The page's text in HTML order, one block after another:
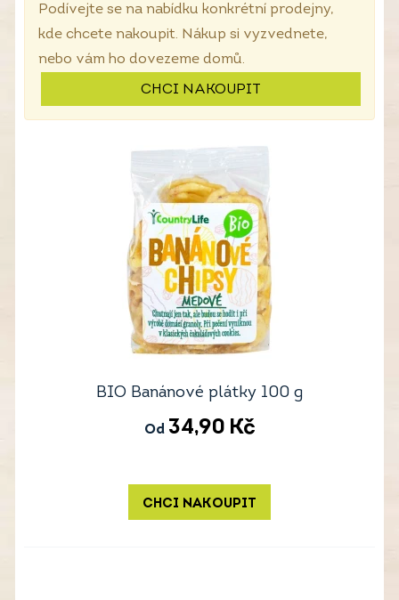
Podívejte se na nabídku konkrétní prodejny,
kde chcete nakoupit. Nákup si vyzvednete,
nebo vám ho dovezeme domů.
CHCI NAKOUPIT
BIO Banánové plátky 100 g
Od 34,90 Kč
CHCI NAKOUPIT